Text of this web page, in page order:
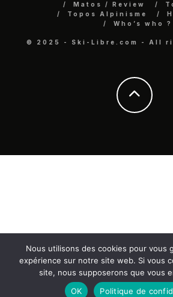
Matos / Review
Topos Alpinisme
Who’s who ?
© 2025 - Ski-Libre.com - All
Nous utilisons des cookies pour vous
expérience sur notre site web. Si vous
site, nous supposerons que vous
OK
Politique de